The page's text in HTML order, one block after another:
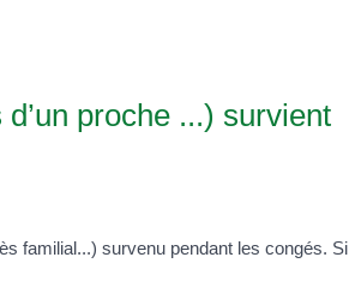
proche ...) survient
familial...) survenu pendant les congés. Si